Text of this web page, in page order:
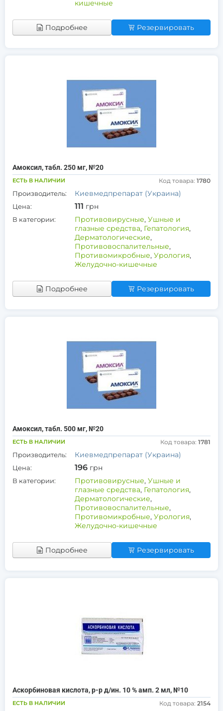
кишечные
Подробнее Резервировать
Амоксил, табл. 250 мг, №20
ЕСТЬ В НАЛИЧИИ Код товара: 1780
Производитель: Киевмедпрепарат (Украина)
Цена: 111 грн
В категории: Противовирусные, Ушные и
глазные средства, Гепатология,
Дерматологические,
Противовоспалительные,
Противомикробные, Урология,
Желудочно-кишечные
Подробнее Резервировать
Амоксил, табл. 500 мг, №20
ЕСТЬ В НАЛИЧИИ Код товара: 1781
Производитель: Киевмедпрепарат (Украина)
Цена: 196 грн
В категории: Противовирусные, Ушные и
глазные средства, Гепатология,
Дерматологические,
Противовоспалительные,
Противомикробные, Урология,
Желудочно-кишечные
Подробнее Резервировать
Аскорбиновая кислота, р-р д/ин. 10 % амп. 2 мл, №10
ЕСТЬ В НАЛИЧИИ Код товара: 2154